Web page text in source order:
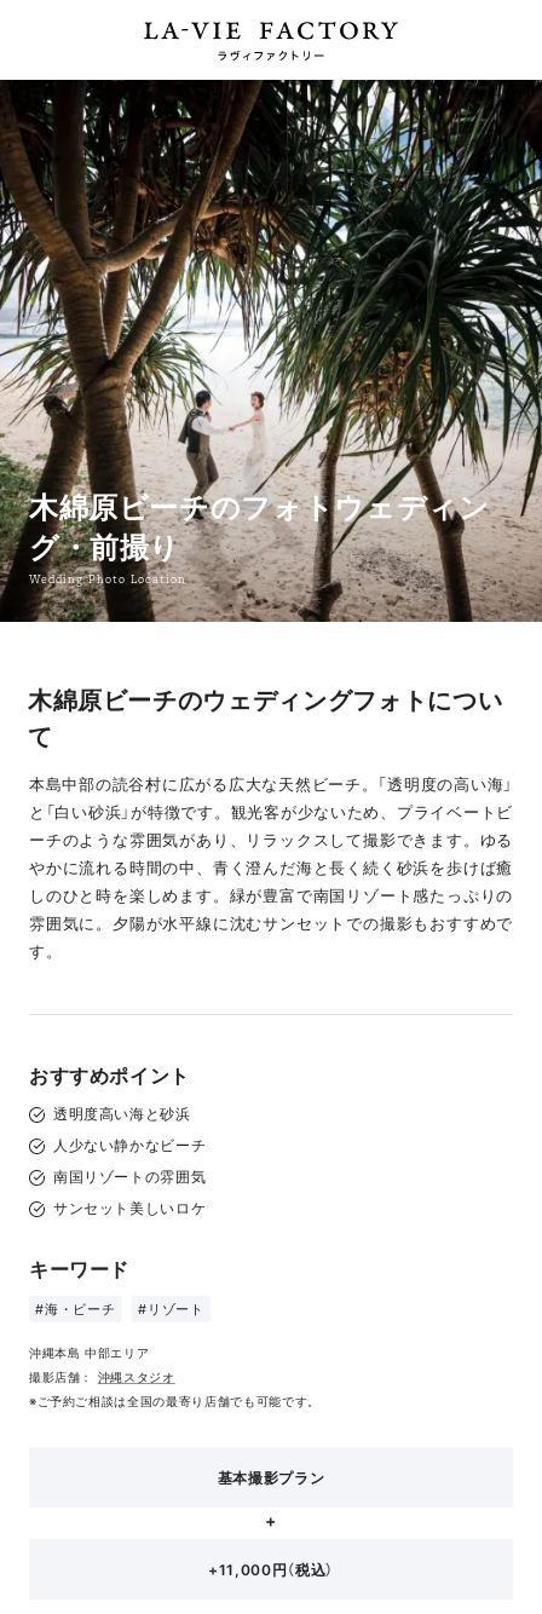
木綿原ビーチのフォトウェディン
グ・前撮り
Wedding Photo Location
木綿原ビーチのウェディングフォトについ
て
本島中部の読谷村に広がる広大な天然ビーチ。「透明度の高い海」
と「白い砂浜」が特徴です。観光客が少ないため、プライベートビ
ーチのような雰囲気があり、リラックスして撮影できます。ゆる
やかに流れる時間の中、青く澄んだ海と長く続く砂浜を歩けば癒
しのひと時を楽しめます。緑が豊富で南国リゾート感たっぷりの
雰囲気に。夕陽が水平線に沈むサンセットでの撮影もおすすめで
す。
おすすめポイント
透明度高い海と砂浜
人少ない静かなビーチ
南国リゾートの雰囲気
サンセット美しいロケ
キーワード
#海・ビーチ #リゾート
沖縄本島 中部エリア
撮影店舗： 沖縄スタジオ
※ご予約ご相談は全国の最寄り店舗でも可能です。
基本撮影プラン
+11,000円（税込）